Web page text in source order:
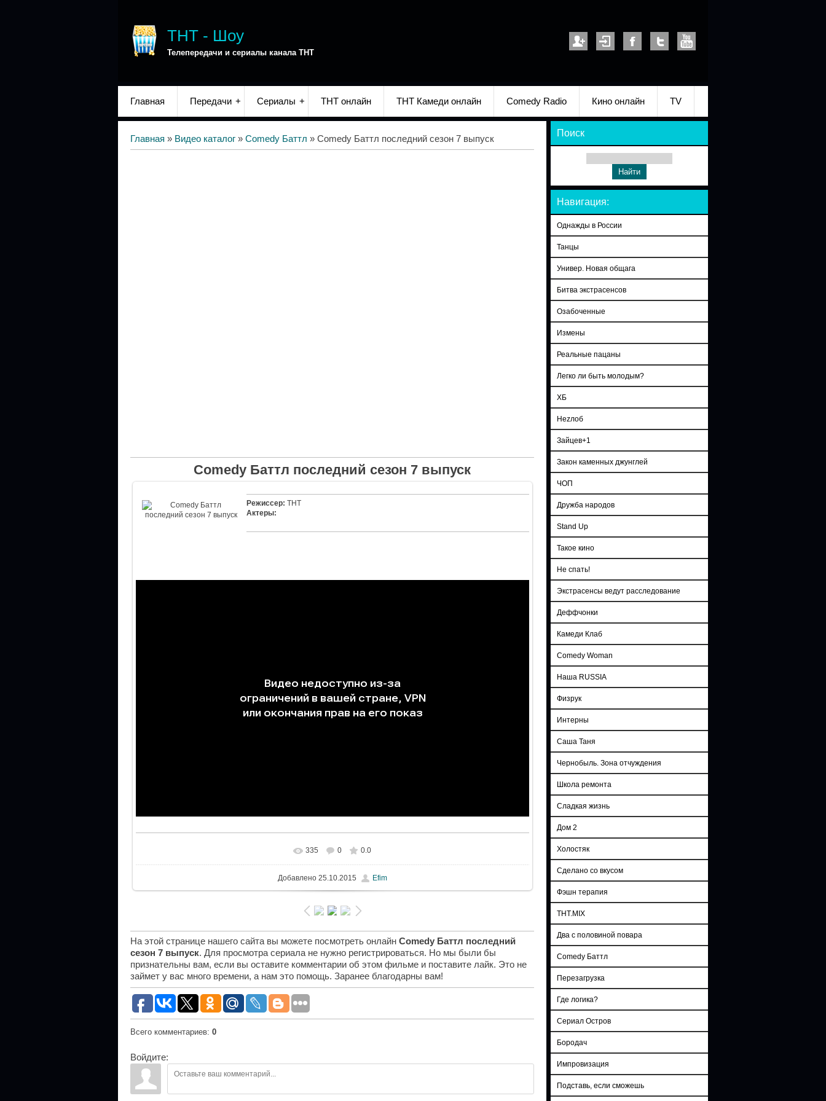
ТНТ - Шоу
Телепередачи и сериалы канала ТНТ
Главная Передачи Сериалы ТНТ онлайн ТНТ Камеди онлайн Comedy Radio Кино онлайн TV
Главная » Видео каталог » Comedy Баттл » Comedy Баттл последний сезон 7 выпуск
Comedy Баттл последний сезон 7 выпуск
Режиссер: ТНТ
Актеры:
335 0 0.0
Добавлено25.10.2015 Efim
На этой странице нашего сайта вы можете посмотреть онлайн Comedy Баттл последний
сезон 7 выпуск. Для просмотра сериала не нужно регистрироваться. Но мы были бы
признательны вам, если вы оставите комментарии об этом фильме и поставите лайк. Это не
займет у вас много времени, а нам это помощь. Заранее благодарны вам!
Всего комментариев: 0
Войдите:
Поиск
Навигация:
Однажды в России
Танцы
Универ. Новая общага
Битва экстрасенсов
Озабоченные
Измены
Реальные пацаны
Легко ли быть молодым?
ХБ
Неzлоб
Зайцев+1
Закон каменных джунглей
ЧОП
Дружба народов
Stand Up
Такое кино
Не спать!
Экстрасенсы ведут расследование
Деффчонки
Камеди Клаб
Comedy Woman
Наша RUSSIA
Физрук
Интерны
Саша Таня
Чернобыль. Зона отчуждения
Школа ремонта
Сладкая жизнь
Дом 2
Холостяк
Сделано со вкусом
Фэшн терапия
ТНТ.MIX
Два с половиной повара
Comedy Баттл
Перезагрузка
Где логика?
Сериал Остров
Бородач
Импровизация
Подставь, если сможешь